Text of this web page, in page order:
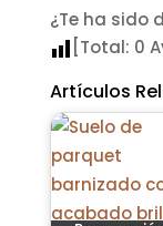
¿Te ha sido
[Total: 0
Artículos